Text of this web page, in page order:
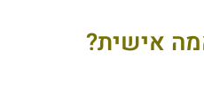
אישית?